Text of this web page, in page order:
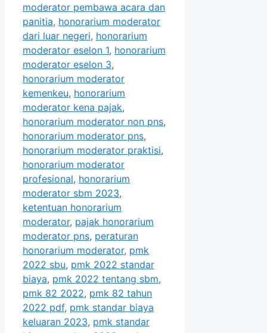
moderator pembawa acara dan
panitia, honorarium moderator
dari luar negeri, honorarium
moderator eselon 1, honorarium
moderator eselon 3,
honorarium moderator
kemenkeu, honorarium
moderator kena pajak,
honorarium moderator non pns,
honorarium moderator pns,
honorarium moderator praktisi,
honorarium moderator
profesional, honorarium
moderator sbm 2023,
ketentuan honorarium
moderator, pajak honorarium
moderator pns, peraturan
honorarium moderator, pmk
2022 sbu, pmk 2022 standar
biaya, pmk 2022 tentang sbm,
pmk 82 2022, pmk 82 tahun
2022 pdf, pmk standar biaya
keluaran 2023, pmk standar